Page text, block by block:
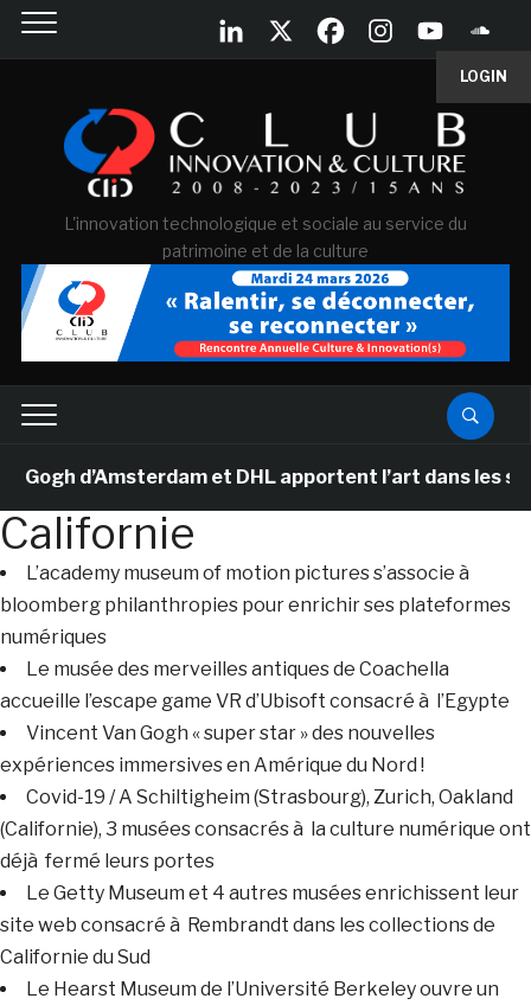
LOGIN
L'innovation technologique et sociale au service du
patrimoine et de la culture
d’Amsterdam et DHL apportent l’art dans les
Californie
L’academy museum of motion pictures s’associe à
bloomberg philanthropies pour enrichir ses plateformes
numériques
Le musée des merveilles antiques de Coachella
accueille l’escape game VR d’Ubisoft consacré à l’Egypte
Vincent Van Gogh « super star » des nouvelles
expériences immersives en Amérique du Nord !
Covid-19 / A Schiltigheim (Strasbourg), Zurich, Oakland
(Californie), 3 musées consacrés à la culture numérique ont
déjà fermé leurs portes
Le Getty Museum et 4 autres musées enrichissent leur
site web consacré à Rembrandt dans les collections de
Californie du Sud
Le Hearst Museum de l’Université Berkeley ouvre un